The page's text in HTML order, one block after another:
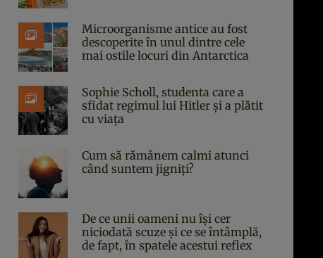
Microorganisme antice au fost
descoperite în unul dintre cele
mai ostile locuri din Antarctica
Sophie Scholl, studenta care a
sfidat regimul lui Hitler și a plătit
cu viața
Cum să rămânem calmi atunci
când suntem jigniți?
De ce unii oameni nu își cer
niciodată scuze și ce se întâmplă,
de fapt, în spatele acestui reflex